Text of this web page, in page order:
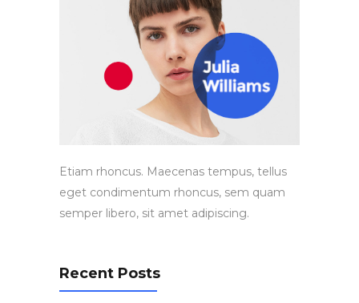
Etiam rhoncus. Maecenas tempus, tellus
eget condimentum rhoncus, sem quam
semper libero, sit amet adipiscing.
Recent Posts